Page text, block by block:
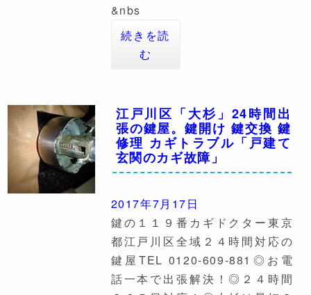
&nbs
続きを読
む
江戸川区「大杉」24時間出
張の鍵屋。鍵開け 鍵交換 鍵
修理 カギトラブル「戸建て
玄関のカギ故障」
2017年7月17日
鍵の１１９番カギドクター東京
都江戸川区全域２４時間対応の
鍵屋TEL 0120-609-881◎お電
話一本で出張解決！◎２４時間